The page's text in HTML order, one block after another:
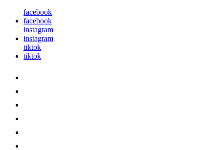
facebook
facebook
instagram
instagram
tiktok
tiktok